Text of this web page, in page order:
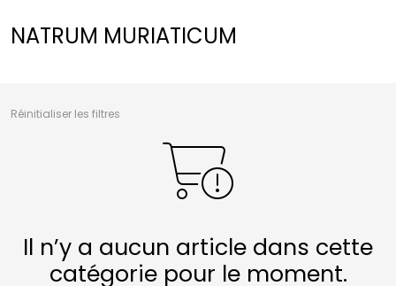
NATRUM MURIATICUM
Réinitialiser les filtres
Il n’y a aucun article dans cette
catégorie pour le moment.